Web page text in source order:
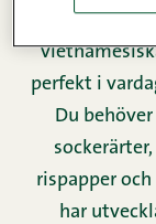
skall
perfekt i
Du
rispapper
har